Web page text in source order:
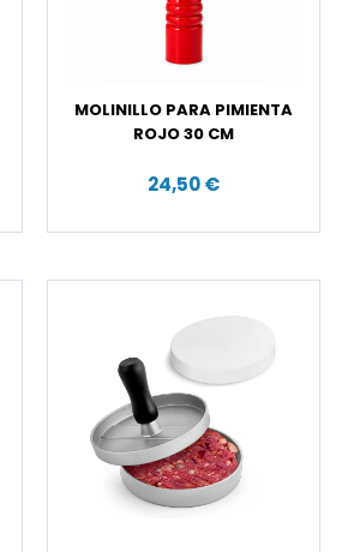
MOLINILLO PARA PIMIENTA
ROJO 30 CM
24,50 €